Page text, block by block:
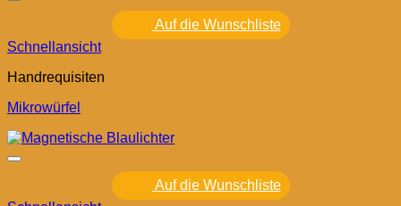
Auf die Wunschliste
Schnellansicht
Handrequisiten
Mikrowürfel
Auf die Wunschliste